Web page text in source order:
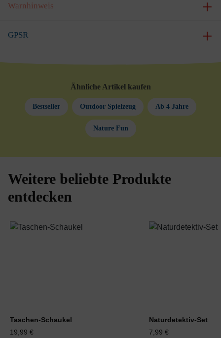
Warnhinweis
GPSR
Ähnliche Artikel kaufen
Bestseller Outdoor Spielzeug Ab 4 Jahre
Nature Fun
Produktgalerie überspringen
Weitere beliebte Produkte
entdecken
Taschen-Schaukel
19,99 €
Naturdetektiv-Set
7,99 €